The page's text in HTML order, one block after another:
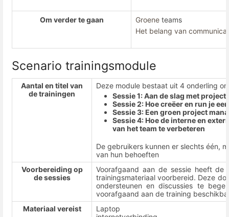
Om verder te gaan Groene teams
Het belang van
Scenario trainingsmodule
Aantal en titel van
de trainingen
Deze module bestaat uit 4 onderling
Sessie 1: Aan de slag met
Sessie 2: Hoe creëer en run je
Sessie 3: Een groen project
Sessie 4: Hoe de interne en
van het team te verbeteren
De gebruikers kunnen er slechts één,
van hun behoeften
Voorbereiding op
de sessies
Voorafgaand aan de sessie heeft de
trainingsmateriaal voorbereid. Deze
ondersteunen en discussies te
voorafgaand aan de training
Materiaal vereist
Laptop